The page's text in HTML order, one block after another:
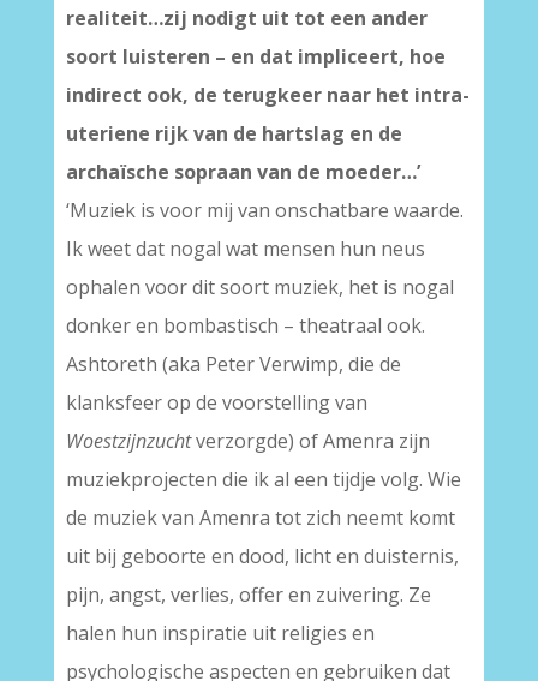
realiteit…zij nodigt uit tot een ander
soort luisteren – en dat impliceert, hoe
indirect ook, de terugkeer naar het intra-
uteriene rijk van de hartslag en de
archaïsche sopraan van de moeder…’
‘Muziek is voor mij van onschatbare waarde.
Ik weet dat nogal wat mensen hun neus
ophalen voor dit soort muziek, het is nogal
donker en bombastisch – theatraal ook.
Ashtoreth (aka Peter Verwimp, die de
klanksfeer op de voorstelling van
Woestzijnzuchtverzorgde) of Amenra zijn
muziekprojecten die ik al een tijdje volg. Wie
de muziek van Amenra tot zich neemt komt
uit bij geboorte en dood, licht en duisternis,
pijn, angst, verlies, offer en zuivering. Ze
halen hun inspiratie uit religies en
psychologische aspecten en gebruiken dat